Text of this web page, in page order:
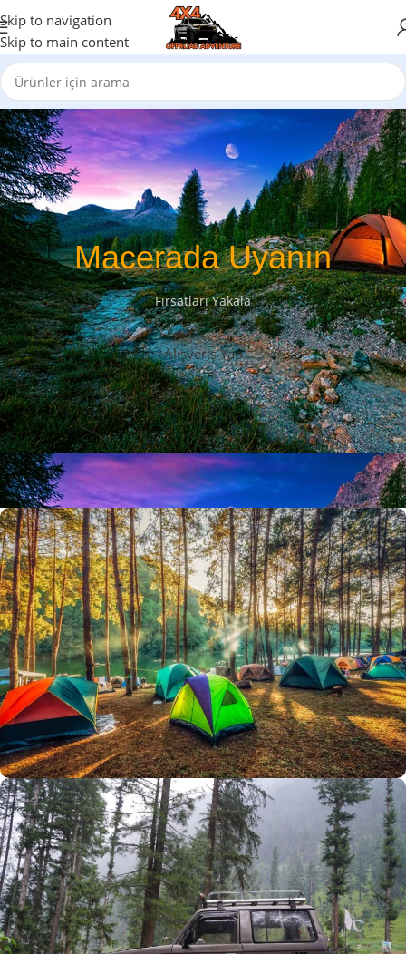
Skip to navigation
Skip to main content
Macerada Uyanın
Fırsatları Yakala
Alışveriş Yap
Büyük Yaz İndirimi
0
Günler
00
Hr
00
Min
00
SSK
Alışverişe Başla